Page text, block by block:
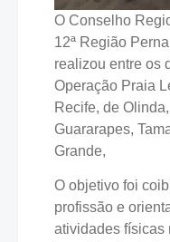
O Conselho
12ª Região
realizou entre os
Operação Praia
Recife, de
Guararapes,
Grande,
O objetivo foi
profissão e
atividades físicas